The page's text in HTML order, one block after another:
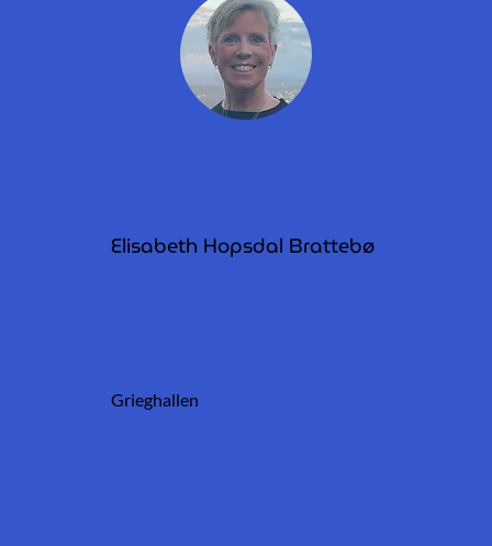
Elisabeth Hopsdal Brattebø
Grieghallen